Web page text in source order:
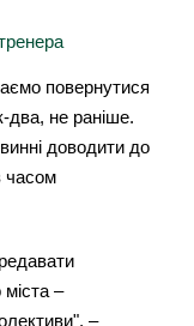
повернутися
два, не раніше.
доводити до
часом
–
–